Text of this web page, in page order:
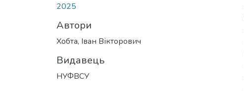
2025
Автори
Хобта, Іван Вікторович
Видавець
НУФВСУ